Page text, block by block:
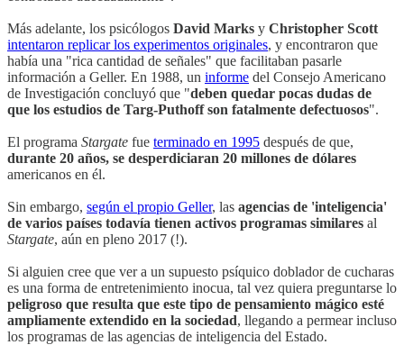
Más adelante, los psicólogos David Marks y Christopher Scott
intentaron replicar los experimentos originales, y encontraron que
había una "rica cantidad de señales" que facilitaban pasarle
información a Geller. En 1988, un informe del Consejo Americano
de Investigación concluyó que "deben quedar pocas dudas de
que los estudios de Targ-Puthoff son fatalmente defectuosos".
El programa Stargate fue terminado en 1995 después de que,
durante 20 años, se desperdiciaran 20 millones de dólares
americanos en él.
Sin embargo, según el propio Geller, las agencias de 'inteligencia'
de varios países todavía tienen activos programas similares al
Stargate, aún en pleno 2017 (!).
Si alguien cree que ver a un supuesto psíquico doblador de cucharas
es una forma de entretenimiento inocua, tal vez quiera preguntarse lo
peligroso que resulta que este tipo de pensamiento mágico esté
ampliamente extendido en la sociedad, llegando a permear incluso
los programas de las agencias de inteligencia del Estado.